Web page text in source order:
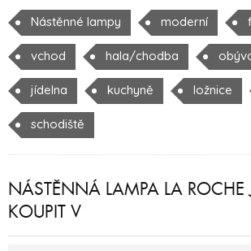
Nástěnné lampy moderní
vchod hala/chodba
jídelna kuchyně ložnice
schodiště
NÁSTĚNNÁ LAMPA LA ROCHE
KOUPIT V